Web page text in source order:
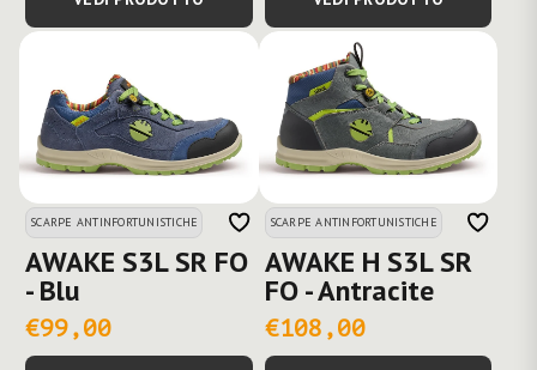
SCARPE ANTINFORTUNISTICHE
AWAKE S3L SR FO
- Blu
€99,00
SCARPE ANTINFORTUNISTICHE
AWAKE H S3L SR
FO - Antracite
€108,00